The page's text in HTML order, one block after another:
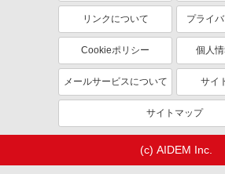
社員食堂の調理補助
時給1,080円 ※詳細は
ます 【試用期間】 試用期間：有（2ヶ月） 試用期
間中の労働条件：変更な
岡山県岡山市南区中畦
キープ
株式会社ベネミール 岡山営業所
福祉施設厨房内での給
リンクについて プライ
Cookieポリシー 個人
メールサービスについて サイ
サイトマップ
(c) AIDEM Inc.